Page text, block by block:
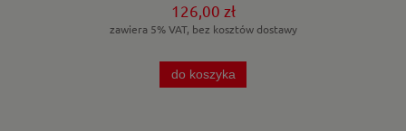
126,00 zł
zawiera 5% VAT, bez kosztów dostawy
do koszyka